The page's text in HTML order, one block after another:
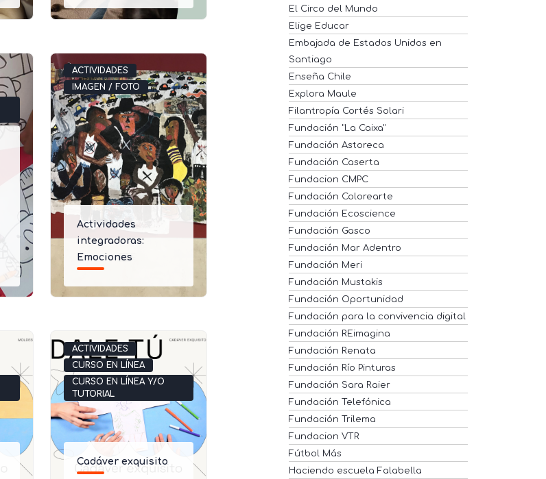
ACTIVIDADES
IMAGEN / FOTO
Actividades
integradoras:
Emociones
ACTIVIDADES
CURSO EN LÍNEA
CURSO EN LÍNEA Y/O
TUTORIAL
Cadáver exquisito
El Circo del Mundo
Elige Educar
Embajada de Estados Unidos en
Santiago
Enseña Chile
Explora Maule
Filantropía Cortés Solari
Fundación "La Caixa"
Fundación Astoreca
Fundación Caserta
Fundacion CMPC
Fundación Colorearte
Fundación Ecoscience
Fundación Gasco
Fundación Mar Adentro
Fundación Meri
Fundación Mustakis
Fundación Oportunidad
Fundación para la convivencia digital
Fundación REimagina
Fundación Renata
Fundación Río Pinturas
Fundación Sara Raier
Fundación Telefónica
Fundación Trilema
Fundacion VTR
Fútbol Más
Haciendo escuela Falabella